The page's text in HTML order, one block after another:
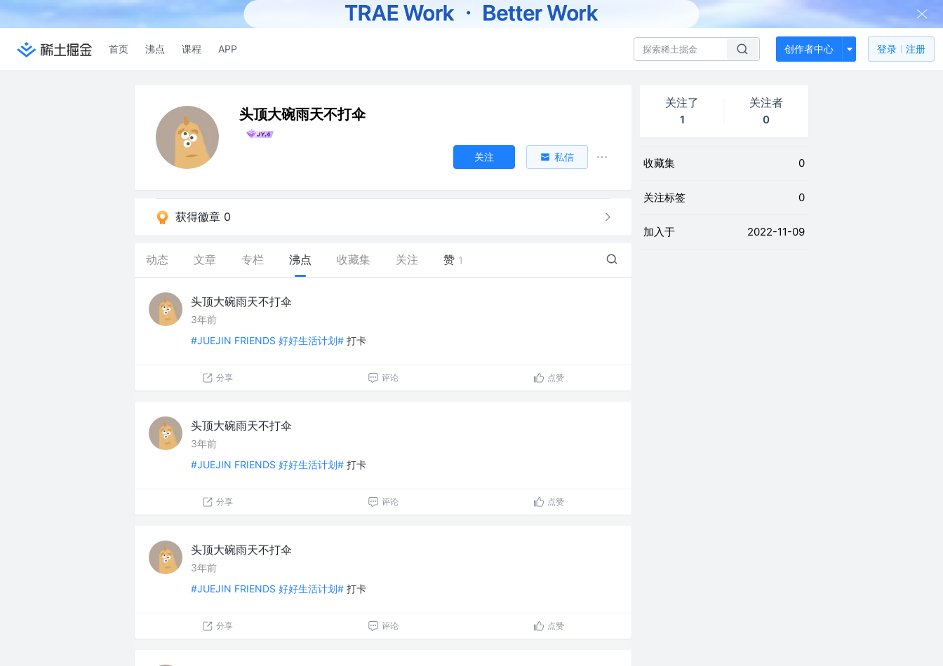
首页 沸点 课程 APP 创作者中心 登录 注册
头顶大碗雨天不打伞
关注 私信
获得徽章 0
动态 文章 专栏 沸点 收藏集 关注 赞 1
头顶大碗雨天不打伞
3年前
#JUEJIN FRIENDS 好好生活计划# 打卡
分享 评论 点赞
头顶大碗雨天不打伞
3年前
#JUEJIN FRIENDS 好好生活计划# 打卡
分享 评论 点赞
头顶大碗雨天不打伞
3年前
#JUEJIN FRIENDS 好好生活计划# 打卡
分享 评论 点赞
关注了
1
关注者
0
收藏集 0
关注标签 0
加入于 2022-11-09